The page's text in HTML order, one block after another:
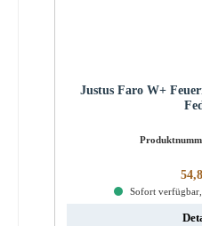
Justus Faro W+
Sofort